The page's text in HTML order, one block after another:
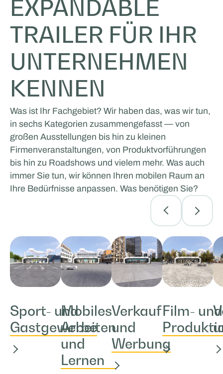
EXPANDABLE
TRAILER FÜR IHR
UNTERNEHMEN
KENNEN
Was ist Ihr Fachgebiet? Wir haben das, was wir tun,
in sechs Kategorien zusammengefasst — von
großen Ausstellungen bis hin zu kleinen
Firmenveranstaltungen, von Produktvorführungen
bis hin zu Roadshows und vielem mehr. Was auch
immer Sie tun, wir können Ihren mobilen Raum an
Ihre Bedürfnisse anpassen. Was benötigen Sie?
Sport- und
Gastgewerbe
Mobiles
Arbeiten
und
Lernen
Verkauf
und
Werbung
Film- und